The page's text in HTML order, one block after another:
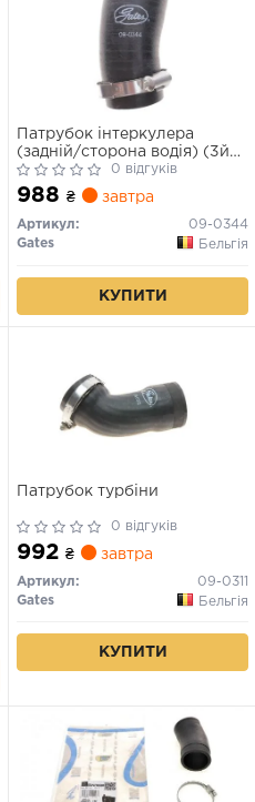
Патрубок інтеркулера
(задній/сторона водія) (3й
від радіатора) VAG 1.6-2.0TDI
0 відгуків
988 ₴ завтра
Артикул:
09-0344
Gates
Бельгія
КУПИТИ
Патрубок турбіни
0 відгуків
992 ₴ завтра
Артикул:
09-0311
Gates
Бельгія
КУПИТИ